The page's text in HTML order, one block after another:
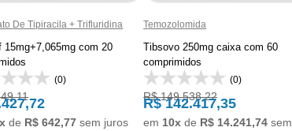
De Tipiracila + Trifluridina
15mg+7,065mg com 20
(0)
de R$ 642,77 sem juros
Temozolomida
Tibsovo 250mg caixa com 60
comprimidos
(0)
R$ 149.538,22
R$ 142.417,35
em 10x de R$ 14.241,74 sem